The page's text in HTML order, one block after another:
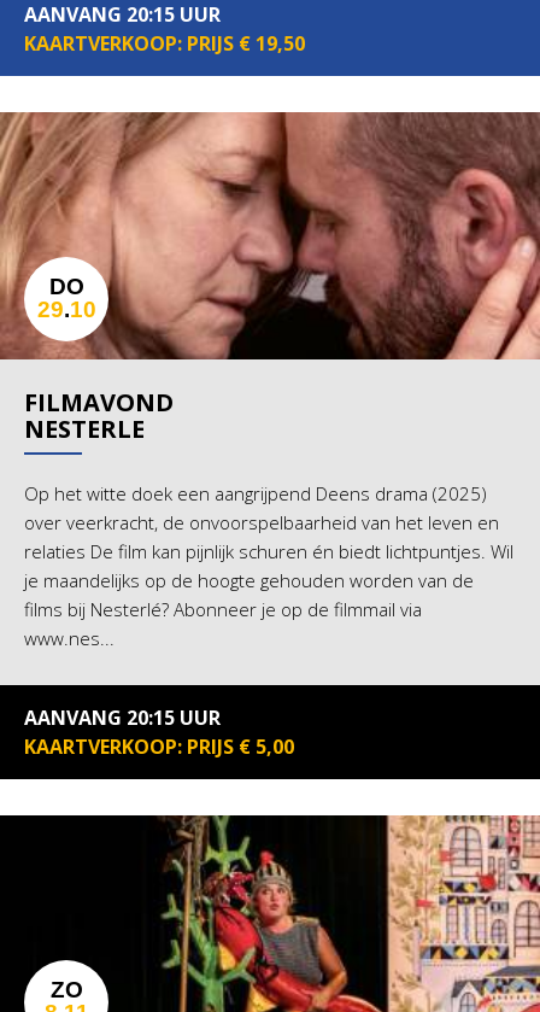
AANVANG 20:15 UUR
KAARTVERKOOP: PRIJS € 19,50
FILMAVOND
NESTERLE
Op het witte doek een aangrijpend Deens drama (2025)
over veerkracht, de onvoorspelbaarheid van het leven en
relaties De film kan pijnlijk schuren én biedt lichtpuntjes. Wil
je maandelijks op de hoogte gehouden worden van de
films bij Nesterlé? Abonneer je op de filmmail via
www.nes...
DO
29.10
AANVANG 20:15 UUR
KAARTVERKOOP: PRIJS € 5,00
ZO